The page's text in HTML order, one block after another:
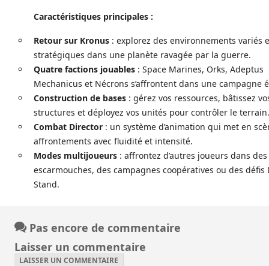
Caractéristiques principales :
Retour sur Kronus : explorez des environnements variés
stratégiques dans une planète ravagée par la guerre.
Quatre factions jouables : Space Marines, Orks, Adeptus
Mechanicus et Nécrons s’affrontent dans une campagne
Construction de bases : gérez vos ressources, bâtissez
structures et déployez vos unités pour contrôler le terrain.
Combat Director : un système d’animation qui met en
affrontements avec fluidité et intensité.
Modes multijoueurs : affrontez d’autres joueurs dans des
escarmouches, des campagnes coopératives ou des défis
Stand.
Pas encore de commentaire
Laisser un commentaire
LAISSER UN COMMENTAIRE